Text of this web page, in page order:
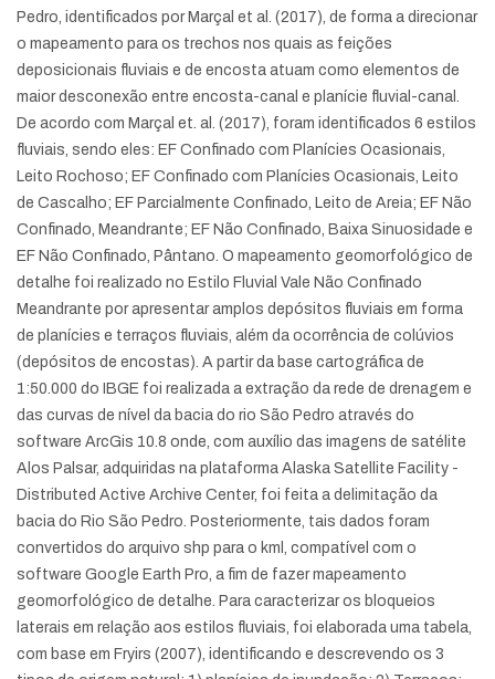
Pedro, identificados por Marçal et al. (2017), de forma a direcionar
o mapeamento para os trechos nos quais as feições
deposicionais fluviais e de encosta atuam como elementos de
maior desconexão entre encosta-canal e planície fluvial-canal.
De acordo com Marçal et. al. (2017), foram identificados 6 estilos
fluviais, sendo eles: EF Confinado com Planícies Ocasionais,
Leito Rochoso; EF Confinado com Planícies Ocasionais, Leito
de Cascalho; EF Parcialmente Confinado, Leito de Areia; EF Não
Confinado, Meandrante; EF Não Confinado, Baixa Sinuosidade e
EF Não Confinado, Pântano. O mapeamento geomorfológico de
detalhe foi realizado no Estilo Fluvial Vale Não Confinado
Meandrante por apresentar amplos depósitos fluviais em forma
de planícies e terraços fluviais, além da ocorrência de colúvios
(depósitos de encostas). A partir da base cartográfica de
1:50.000 do IBGE foi realizada a extração da rede de drenagem e
das curvas de nível da bacia do rio São Pedro através do
software ArcGis 10.8 onde, com auxílio das imagens de satélite
Alos Palsar, adquiridas na plataforma Alaska Satellite Facility -
Distributed Active Archive Center, foi feita a delimitação da
bacia do Rio São Pedro. Posteriormente, tais dados foram
convertidos do arquivo shp para o kml, compatível com o
software Google Earth Pro, a fim de fazer mapeamento
geomorfológico de detalhe. Para caracterizar os bloqueios
laterais em relação aos estilos fluviais, foi elaborada uma tabela,
com base em Fryirs (2007), identificando e descrevendo os 3